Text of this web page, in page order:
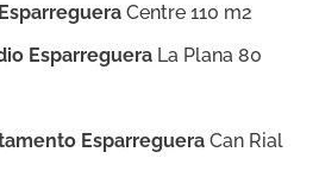
Centre 110 m2
Esparreguera La Plana 80
Esparreguera Can Rial